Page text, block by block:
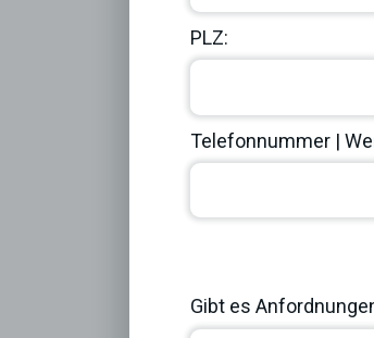
PLZ:
Telefonnummer |
Gibt es